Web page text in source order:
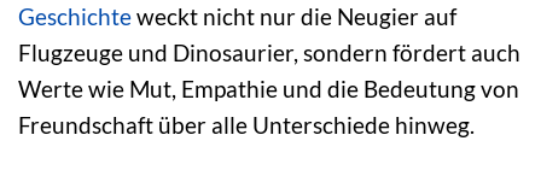
Geschichteweckt nicht nur die Neugier auf
Flugzeuge und Dinosaurier, sondern fördert auch
Werte wie Mut, Empathie und die Bedeutung von
Freundschaft über alle Unterschiede hinweg.